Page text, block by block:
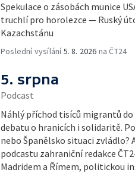
Spekulace o zásobách munice
truchlí pro horolezce — Ruský
Kazachstánu
Poslední vysílání5. 8. 2026 na ČT24
5. srpna
Podcast
Náhlý příchod tisíců migrantů
debatu o hranicích i solidaritě.
nebo Španělsko situaci zvládlo?
podcastu zahraniční redakce
Madridem a Římem, politickou